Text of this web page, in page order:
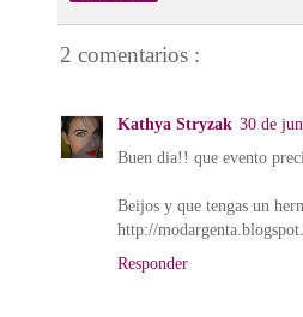
2 comentarios :
Kathya Stryzak 30 de
Buen dia!! que evento
Beijos y que tengas un
http://
Responder